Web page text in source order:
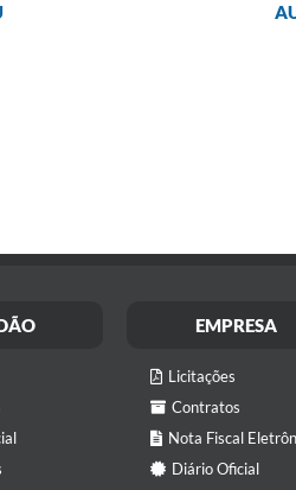
EMPRESA
Licitações
Contratos
Nota Fiscal
Diário Oficial